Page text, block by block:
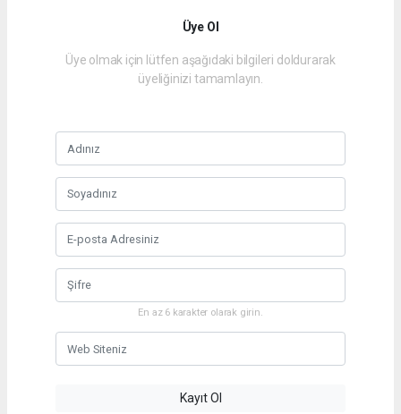
Üye Ol
Üye olmak için lütfen aşağıdaki bilgileri doldurarak
üyeliğinizi tamamlayın.
En az 6 karakter olarak girin.
Kayıt Ol